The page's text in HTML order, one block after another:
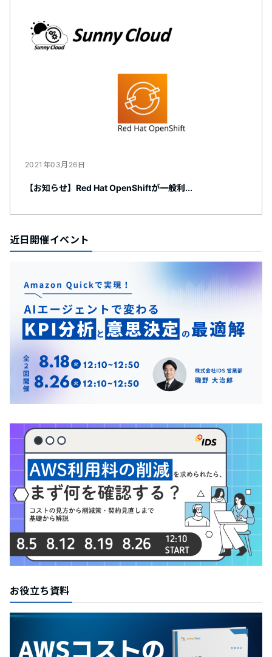
2021年03月26日
【お知らせ】Red Hat OpenShiftが一般利...
近日開催イベント
お役立ち資料